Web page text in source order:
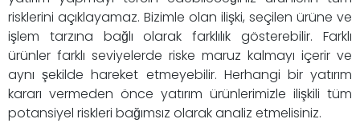
risklerini açıklayamaz. Bizimle olan ilişki, seçilen ürüne ve
işlem tarzına bağlı olarak farklılık gösterebilir. Farklı
ürünler farklı seviyelerde riske maruz kalmayı içerir ve
aynı şekilde hareket etmeyebilir. Herhangi bir yatırım
kararı vermeden önce yatırım ürünlerimizle ilişkili tüm
potansiyel riskleri bağımsız olarak analiz etmelisiniz.